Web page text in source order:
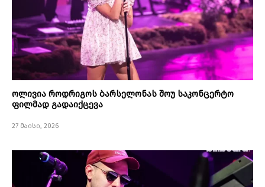
ოლივია როდრიგოს ბარსელონას შოუ საკონცერტო
ფილმად გადაიქცევა
27 მაისი, 2026